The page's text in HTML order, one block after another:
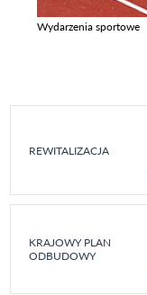
Wydarzenia sportowe
REWITALIZACJA
KRAJOWY PLAN
ODBUDOWY